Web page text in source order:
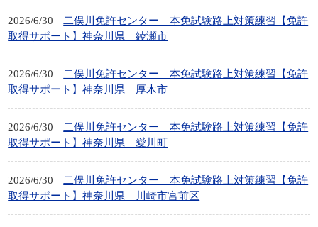
2026/6/30
二俣川免許センター 本免試験路上対策練習【免許
取得サポート】神奈川県 綾瀬市
2026/6/30
二俣川免許センター 本免試験路上対策練習【免許
取得サポート】神奈川県 厚木市
2026/6/30
二俣川免許センター 本免試験路上対策練習【免許
取得サポート】神奈川県 愛川町
2026/6/30
二俣川免許センター 本免試験路上対策練習【免許
取得サポート】神奈川県 川崎市宮前区